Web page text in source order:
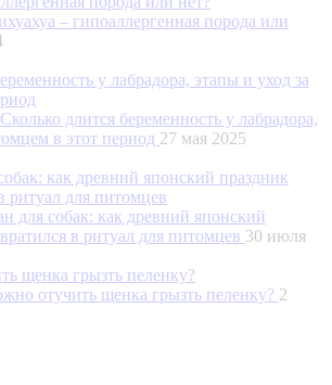
– гипоаллергенная порода или
Сколько длится беременность у лабрадора,
в этот период 27 мая 2025
для собак: как древний японский
в ритуал для питомцев 30 июля
отучить щенка грызть пеленку? 2